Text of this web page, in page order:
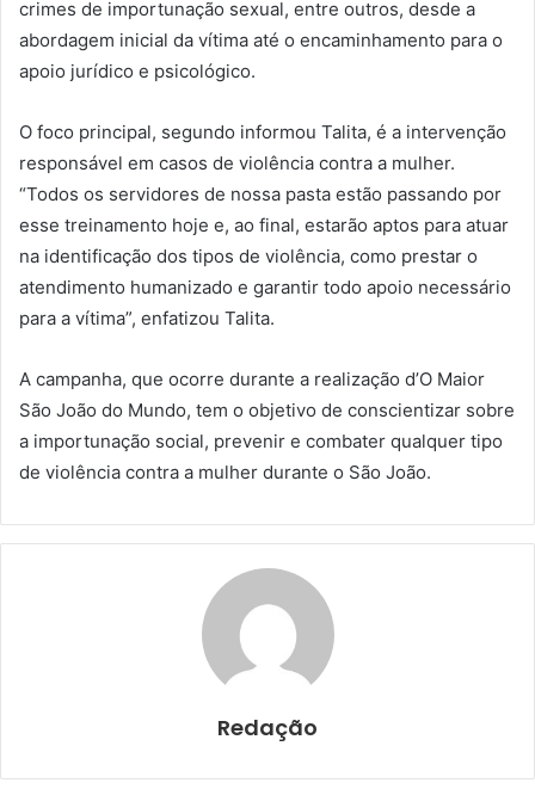
crimes de importunação sexual, entre outros, desde a
abordagem inicial da vítima até o encaminhamento para o
apoio jurídico e psicológico.
O foco principal, segundo informou Talita, é a intervenção
responsável em casos de violência contra a mulher.
“Todos os servidores de nossa pasta estão passando por
esse treinamento hoje e, ao final, estarão aptos para atuar
na identificação dos tipos de violência, como prestar o
atendimento humanizado e garantir todo apoio necessário
para a vítima”, enfatizou Talita.
A campanha, que ocorre durante a realização d’O Maior
São João do Mundo, tem o objetivo de conscientizar sobre
a importunação social, prevenir e combater qualquer tipo
de violência contra a mulher durante o São João.
Redação